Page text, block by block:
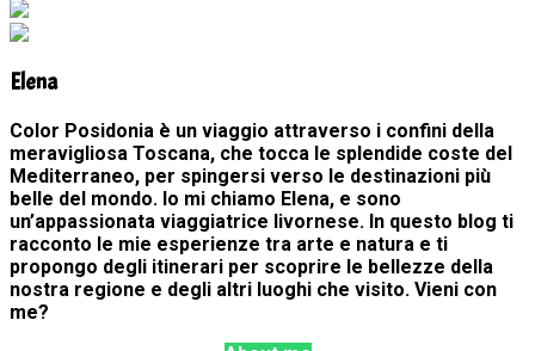
Elena
Color Posidonia è un viaggio attraverso i confini della
meravigliosa Toscana, che tocca le splendide coste del
Mediterraneo, per spingersi verso le destinazioni più
belle del mondo. Io mi chiamo Elena, e sono
un’appassionata viaggiatrice livornese. In questo blog ti
racconto le mie esperienze tra arte e natura e ti
propongo degli itinerari per scoprire le bellezze della
nostra regione e degli altri luoghi che visito. Vieni con
me?